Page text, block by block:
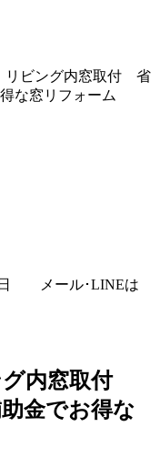
ビング内窓取付 省
な窓リフォーム
メール･LINEは
内窓取付
金でお得な